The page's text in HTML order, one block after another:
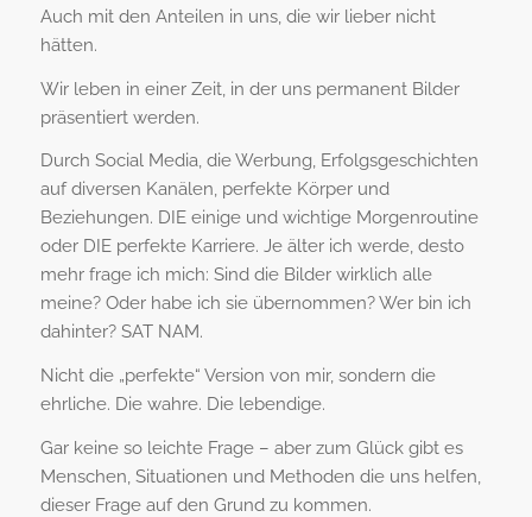
Auch mit den Anteilen in uns, die wir lieber nicht
hätten.
Wir leben in einer Zeit, in der uns permanent Bilder
präsentiert werden.
Durch Social Media, die Werbung, Erfolgsgeschichten
auf diversen Kanälen, perfekte Körper und
Beziehungen. DIE einige und wichtige Morgenroutine
oder DIE perfekte Karriere. Je älter ich werde, desto
mehr frage ich mich: Sind die Bilder wirklich alle
meine? Oder habe ich sie übernommen? Wer bin ich
dahinter? SAT NAM.
Nicht die „perfekte“ Version von mir, sondern die
ehrliche. Die wahre. Die lebendige.
Gar keine so leichte Frage – aber zum Glück gibt es
Menschen, Situationen und Methoden die uns helfen,
dieser Frage auf den Grund zu kommen.